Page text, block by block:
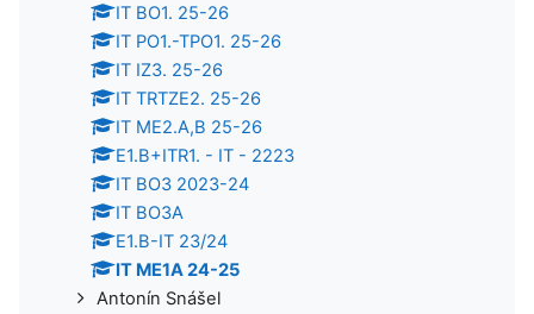
IT BO1. 25-26
IT PO1.-TPO1. 25-26
IT IZ3. 25-26
IT TRTZE2. 25-26
IT ME2.A,B 25-26
E1.B+ITR1. - IT - 2223
IT BO3 2023-24
IT BO3A
E1.B-IT 23/24
IT ME1A 24-25
Antonín Snášel